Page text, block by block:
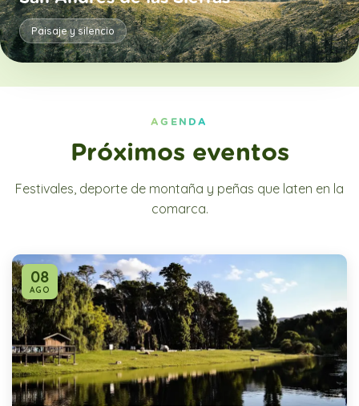
Paisaje y silencio
AGENDA
Próximos eventos
Festivales, deporte de montaña y peñas que laten en la
comarca.
08
AGO